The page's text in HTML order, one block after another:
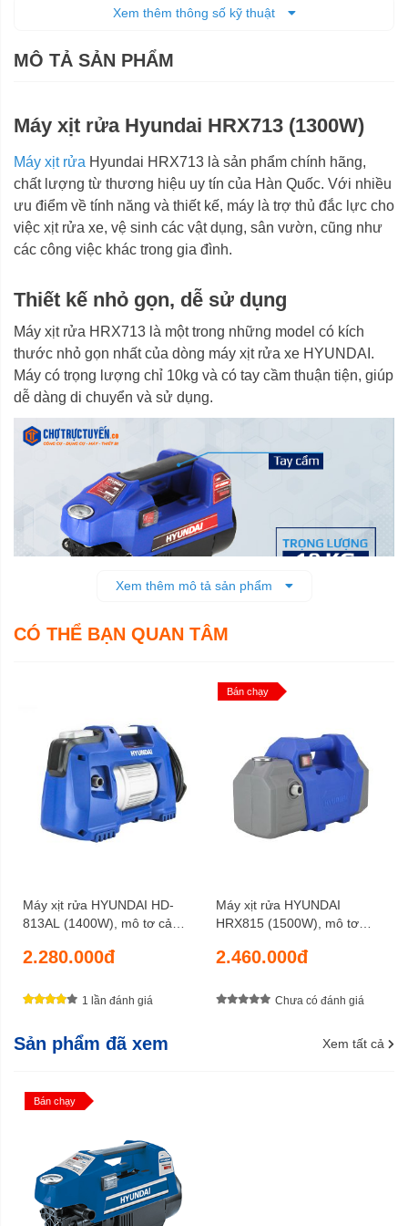
Xem thêm thông số kỹ thuật
MÔ TẢ SẢN PHẨM
Máy xịt rửa Hyundai HRX713 (1300W)
Máy xịt rửa Hyundai HRX713 là sản phẩm chính hãng,
chất lượng từ thương hiệu uy tín của Hàn Quốc. Với nhiều
ưu điểm về tính năng và thiết kế, máy là trợ thủ đắc lực cho
việc xịt rửa xe, vệ sinh các vật dụng, sân vườn, cũng như
các công việc khác trong gia đình.
Thiết kế nhỏ gọn, dễ sử dụng
Máy xịt rửa HRX713 là một trong những model có kích
thước nhỏ gọn nhất của dòng máy xịt rửa xe HYUNDAI.
Máy có trọng lượng chỉ 10kg và có tay cầm thuận tiện, giúp
dễ dàng di chuyển và sử dụng.
Êm ái và bền bỉ với mô tơ cảm ứng từ
công nghệ cao, hiện đại nên có khả năng làm việc bền bỉ
và chịu được áp lực cao; hoạt động êm ái nhẹ nhàng.
Dây xịt cao áp dài 8m linh hoạt trong xịt
Máy xịt rửa Hyundai HRX713 được trang bị dây xịt bằng
cao su siêu bền dài 8m, giúp người dùng linh hoạt di
chuyển khi làm việc.
Xem thêm mô tả sản phẩm
CÓ THỂ BẠN QUAN TÂM
Máy xịt rửa HYUNDAI HD-
813AL (1400W), mô tơ cảm
chiều dài dây phun 8 mét
2.280.000đ
1 lần đánh giá
Bán chạy
Máy xịt rửa HYUNDAI
HRX815 (1500W), mô tơ
lít/phút, chiều dài dây phun 8
2.460.000đ
Chưa có đánh giá
Sản phẩm đã xem Xem tất cả
Bán chạy